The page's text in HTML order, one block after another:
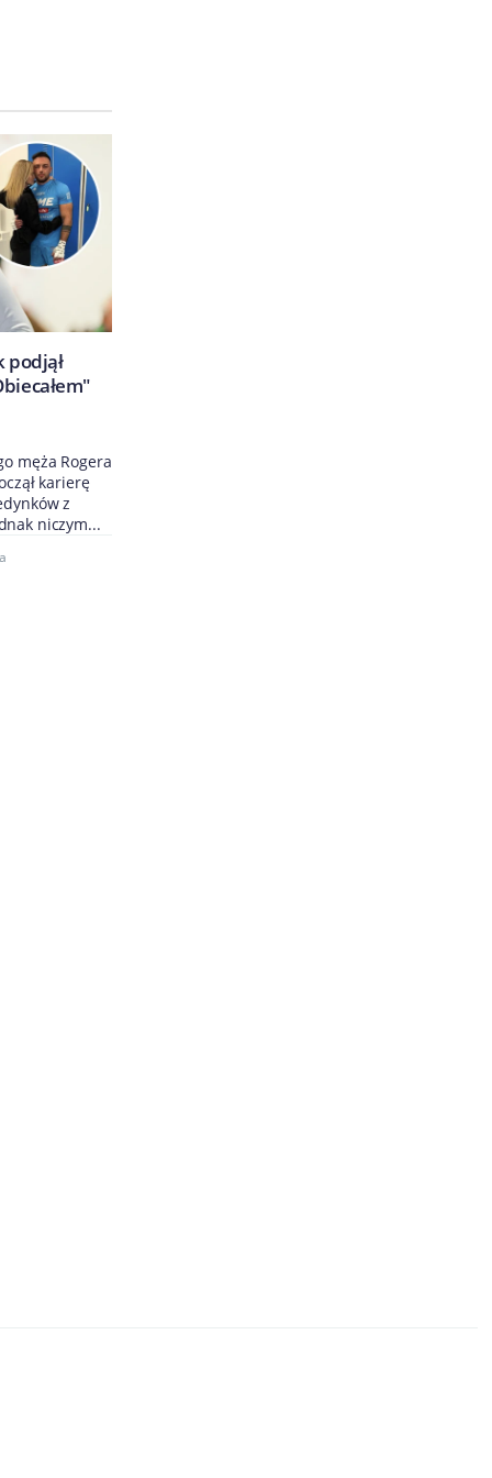
podjął
męża Rogera
karierę
z
niczym...